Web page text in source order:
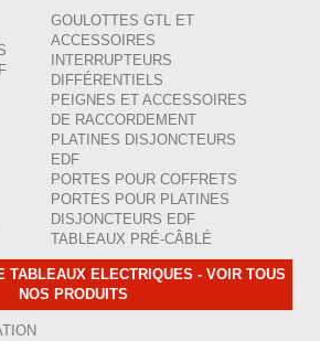
GOULOTTES GTL ET
ACCESSOIRES
INTERRUPTEURS
DIFFÉRENTIELS
PEIGNES ET ACCESSOIRES
DE RACCORDEMENT
PLATINES DISJONCTEURS
EDF
PORTES POUR COFFRETS
PORTES POUR PLATINES
DISJONCTEURS EDF
TABLEAUX PRÉ-CÂBLÉ
TABLEAUX ELECTRIQUES - VOIR TOUS
NOS PRODUITS